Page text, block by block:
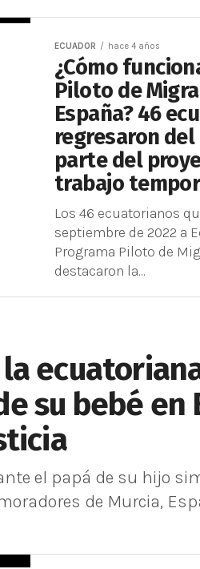
ECUADOR hace 4 años
¿Cómo
Piloto de
España? 46
regresaron
parte del
trabajo
Los 46 ecuatorianos
septiembre de 2022 a
Programa Piloto de
destacaron la...
su bebé en
el papá de su hijo
de Murcia,